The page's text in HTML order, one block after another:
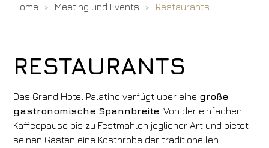
Home Meeting und Events Restaurants
RESTAURANTS
Das Grand Hotel Palatino verfügt über eine große
gastronomische Spannbreite: Von der einfachen
Kaffeepause bis zu Festmahlen jeglicher Art und bietet
seinen Gästen eine Kostprobe der traditionellen